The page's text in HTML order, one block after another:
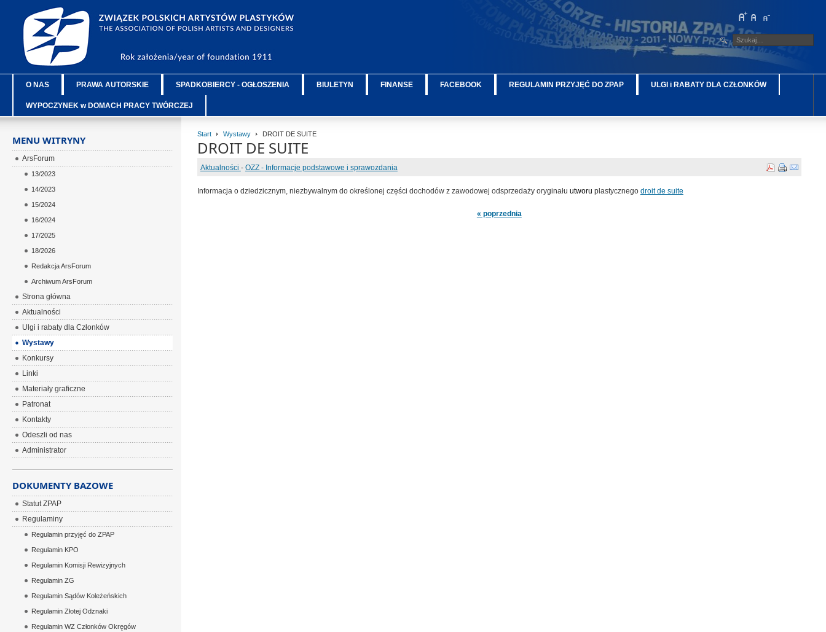
O NAS PRAWA AUTORSKIE SPADKOBIERCY - OGŁOSZENIA BIULETYN FINANSE FACEBOOK REGULAMIN PRZYJĘĆ DO ZPAP ULGI i RABATY DLA CZŁONKÓW
WYPOCZYNEK w DOMACH PRACY TWÓRCZEJ
Start Wystawy DROIT DE SUITE
DROIT DE SUITE
Aktualności - OZZ - Informacje podstawowe i sprawozdania
Informacja o dziedzicznym, niezbywalnym do określonej części dochodów z zawodowej odsprzedaży oryginału utworu plastycznego droit de suite
« poprzednia
MENU WITRYNY
ArsForum
13/2023
14/2023
15/2024
16/2024
17/2025
18/2026
Redakcja ArsForum
Archiwum ArsForum
Strona główna
Aktualności
Ulgi i rabaty dla Członków
Wystawy
Konkursy
Linki
Materiały graficzne
Patronat
Kontakty
Odeszli od nas
Administrator
DOKUMENTY BAZOWE
Statut ZPAP
Regulaminy
Regulamin przyjęć do ZPAP
Regulamin KPO
Regulamin Komisji Rewizyjnych
Regulamin ZG
Regulamin Sądów Koleżeńskich
Regulamin Złotej Odznaki
Regulamin WZ Członków Okręgów